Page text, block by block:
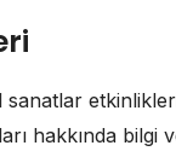
sanatlar
hakkında bilgi